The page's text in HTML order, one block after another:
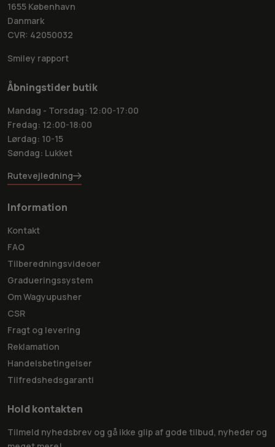
1655 København
Danmark
CVR: 42050032
Smiley rapport
Åbningstider butik
Mandag - Torsdag: 12:00-17:00
Fredag: 12:00-18:00
Lørdag: 10-15
Søndag: Lukket
Rutevejledning
Information
Kontakt
FAQ
Tilberedningsvideoer
Gradueringssystem
Om Wagyupusher
CSR
Fragt og levering
Reklamation
Handelsbetingelser
Tilfredshedsgaranti
Hold kontakten
Tilmeld nyhedsbrev og gå ikke glip af gode tilbud, nyheder og